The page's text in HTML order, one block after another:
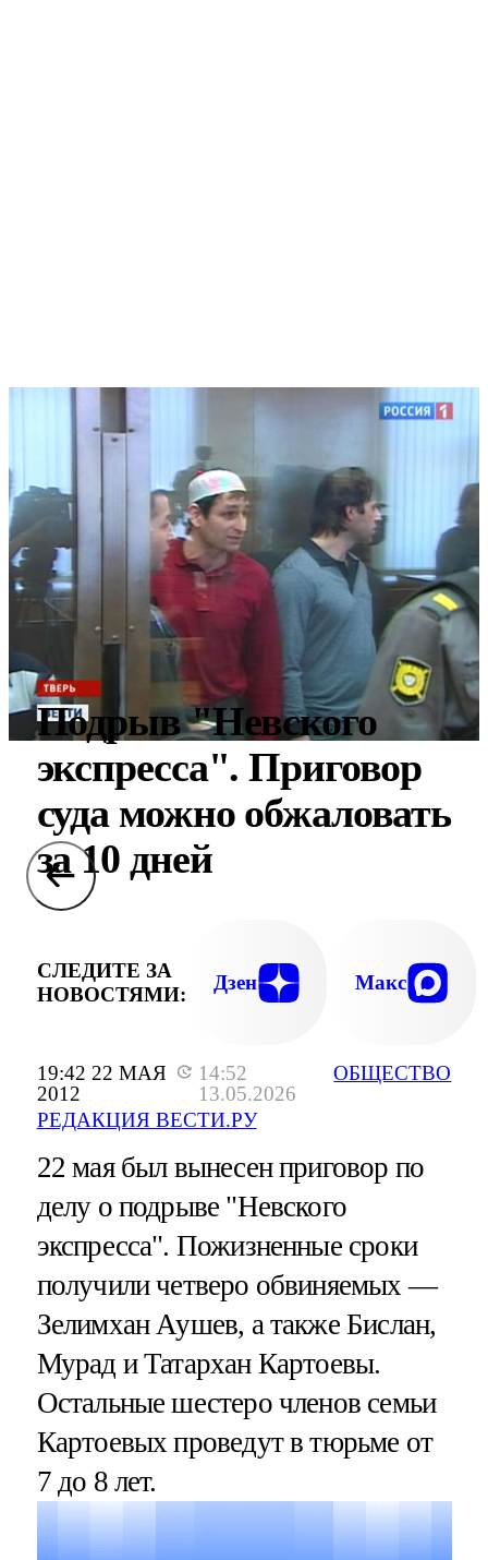
19:42 22 МАЯ
2012
14:52
13.05.2026
РЕДАКЦИЯ ВЕСТИ.РУ
ОБЩЕСТВО
Подрыв "Невского
экспресса". Приговор
суда можно обжаловать
за 10 дней
СЛЕДИТЕ ЗА
НОВОСТЯМИ:
Дзен Макс
22 мая был вынесен приговор по
делу о подрыве "Невского
экспресса". Пожизненные сроки
получили четверо обвиняемых —
Зелимхан Аушев, а также Бислан,
Мурад и Татархан Картоевы.
Остальные шестеро членов семьи
Картоевых проведут в тюрьме от
7 до 8 лет.